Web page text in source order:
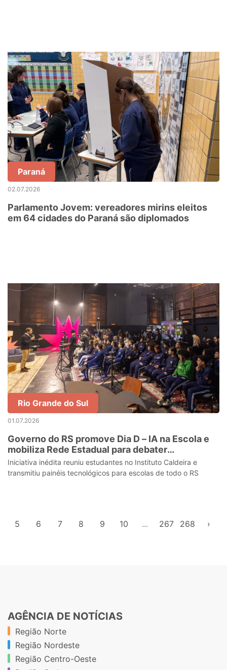
Paraná
02.07.2026
Parlamento Jovem: vereadores mirins eleitos
em 64 cidades do Paraná são diplomados
Rio Grande do Sul
01.07.2026
Governo do RS promove Dia D – IA na Escola e
mobiliza Rede Estadual para debater
inteligência artificial
Iniciativa inédita reuniu estudantes no Instituto Caldeira e
transmitiu painéis tecnológicos para escolas de todo o RS
5 6 7 8 9 10 ... 267 268 ›
AGÊNCIA DE NOTÍCIAS
Região Norte
Região Nordeste
Região Centro-Oeste